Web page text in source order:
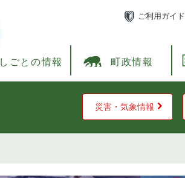
ご利用ガイド
しごとの情報 町政情報
災害・気象情報